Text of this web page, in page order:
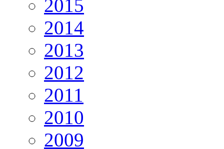
2015
2014
2013
2012
2011
2010
2009